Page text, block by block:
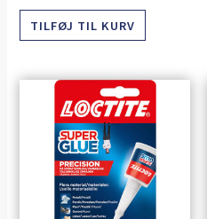
TILFØJ TIL KURV